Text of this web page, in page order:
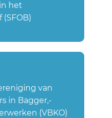
het
van
in Bagger,-
(VBKO)